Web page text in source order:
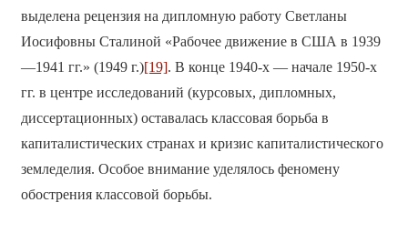
выделена рецензия на дипломную работу Светланы
Иосифовны Сталиной «Рабочее движение в США в 1939
—1941 гг.» (1949 г.)[19]. В конце 1940-х — начале 1950-х
гг. в центре исследований (курсовых, дипломных,
диссертационных) оставалась классовая борьба в
капиталистических странах и кризис капиталистического
земледелия. Особое внимание уделялось феномену
обострения классовой борьбы.